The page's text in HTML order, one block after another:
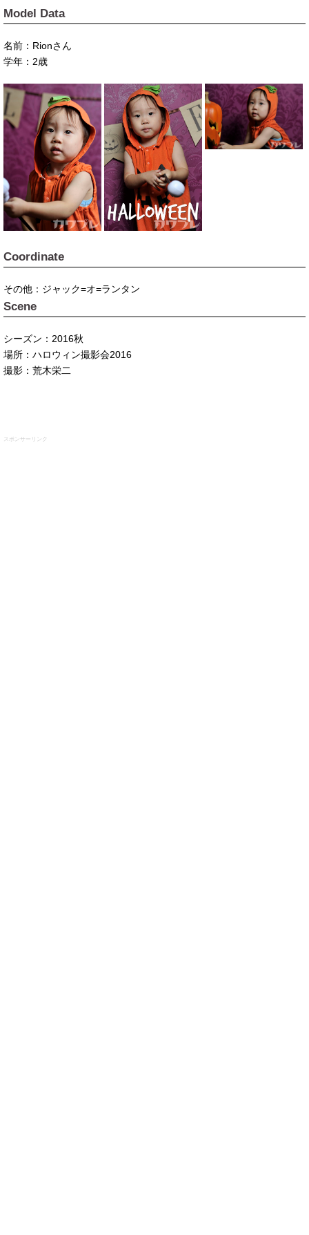
Model Data
名前：Rionさん
学年：2歳
Coordinate
その他：ジャック=オ=ランタン
Scene
シーズン：2016秋
場所：ハロウィン撮影会2016
撮影：荒木栄二
スポンサーリンク